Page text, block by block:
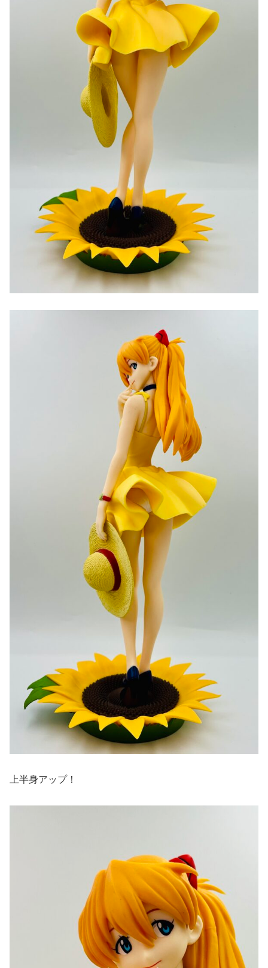
上半身アップ！